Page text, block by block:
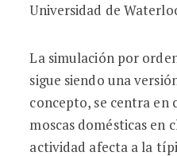
Universidad de
La simulación por
sigue siendo una
concepto, se centra en
moscas domésticas en
actividad afecta a la